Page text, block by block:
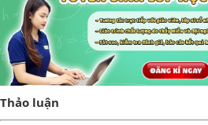
Thảo luận